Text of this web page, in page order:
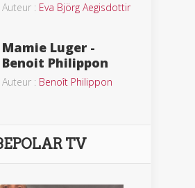
Auteur : Eva Björg Aegisdottir
Mamie Luger -
Benoit Philippon
Auteur : Benoît Philippon
TV